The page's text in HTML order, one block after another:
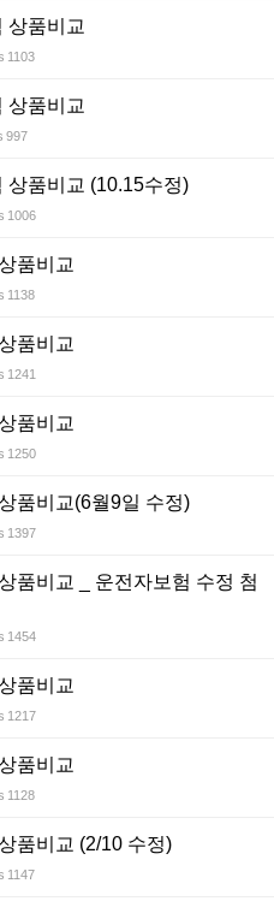
상품비교
1103
상품비교
997
상품비교 (10.15수정)
1006
품비교
1138
품비교
1241
품비교
1250
품비교(6월9일 수정)
1397
품비교 _ 운전자보험 수정 첨
1454
품비교
1217
품비교
1128
품비교 (2/10 수정)
1147